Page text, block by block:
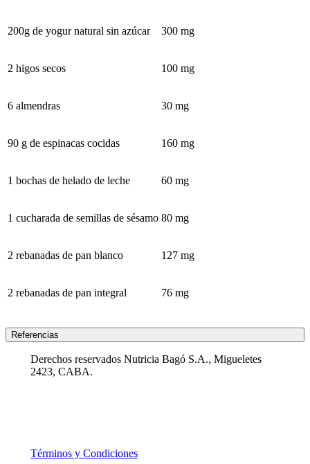
200g de yogur natural sin azúcar 300 mg
2 higos secos 100 mg
6 almendras 30 mg
90 g de espinacas cocidas 160 mg
1 bochas de helado de leche 60 mg
1 cucharada de semillas de sésamo 80 mg
2 rebanadas de pan blanco 127 mg
2 rebanadas de pan integral 76 mg
Referencias
Derechos reservados Nutricia Bagó S.A., Migueletes
2423, CABA.
Términos y Condiciones